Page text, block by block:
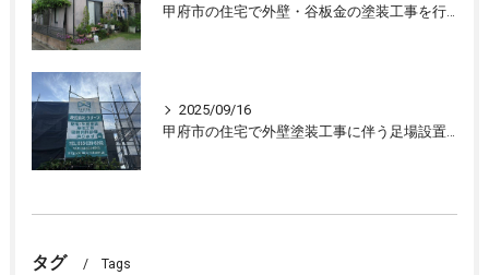
甲府市の住宅で外壁・谷板金の塗装工事を行ない、住宅が生まれ変わりました
2025/09/16
甲府市の住宅で外壁塗装工事に伴う足場設置、外壁の下処理を行いました。
タグ Tags